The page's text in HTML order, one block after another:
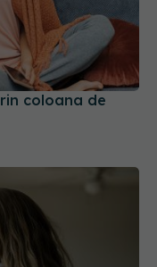
coloana de